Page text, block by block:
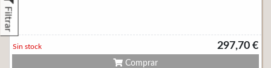
Filtrar
297,70 €
Sin stock
Comprar